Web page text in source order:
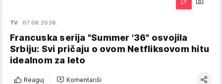
TV 07.08.2026.
Francuska serija "Summer '36" osvojila
Srbiju: Svi pričaju o ovom Netfliksovom hitu
idealnom za leto
Reaguj Komentariši